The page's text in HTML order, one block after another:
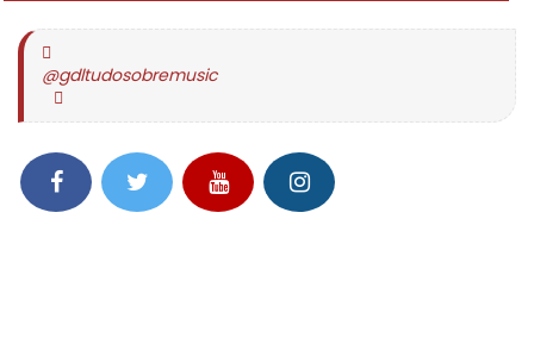
@gdltudosobremusic